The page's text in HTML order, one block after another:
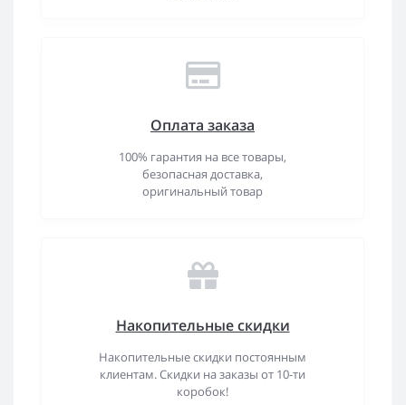
Оплата заказа
100% гарантия на все товары,
безопасная доставка,
оригинальный товар
Накопительные скидки
Накопительные скидки постоянным
клиентам. Скидки на заказы от 10-ти
коробок!